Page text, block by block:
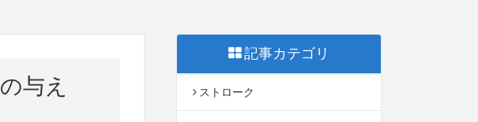
与え
記事カテゴリ
ストローク